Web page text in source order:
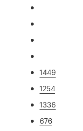
1449
1254
1336
676